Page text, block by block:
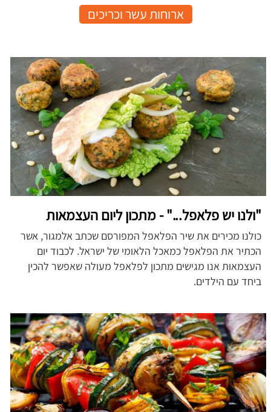
ארוחות עשר וכריכים
"ולנו יש פלאפל..." - מתכון ליום העצמאות
כולנו מכירים את שיר הפלאפל המפורסם שכתב אלמגור, אשר
הכתיר את הפלאפל כמאכל הלאומי של ישראל. לכבוד יום
העצמאות אנו מגישים מתכון לפלאפל מעולה שאפשר להכין
ביחד עם הילדים.